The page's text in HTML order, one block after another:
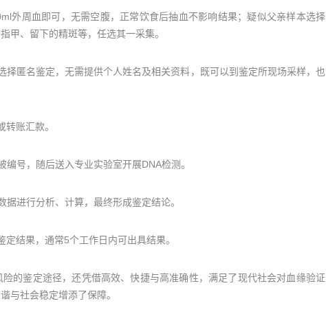
周血即可，无需空腹，正常饮食后抽血不影响结果；疑似父亲样本选择
甲、留下的精斑等，任选其一采集。
匿名鉴定，无需提供个人姓名及相关资料，既可以到鉴定所现场采样，也
账汇款。
号，随后送入专业实验室开展DNA检测。
进行分析、计算，最终形成鉴定结论。
结果，通常5个工作日内可出具结果。
鉴定途径，还凭借高效、快捷与高准确性，满足了现代社会对血缘验证
与社会稳定增添了保障。